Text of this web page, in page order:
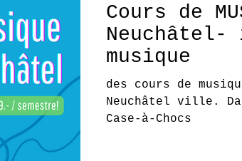
Cours de
Neuchâtel-
musique
des cours de
Neuchâtel ville.
Case-à-Chocs